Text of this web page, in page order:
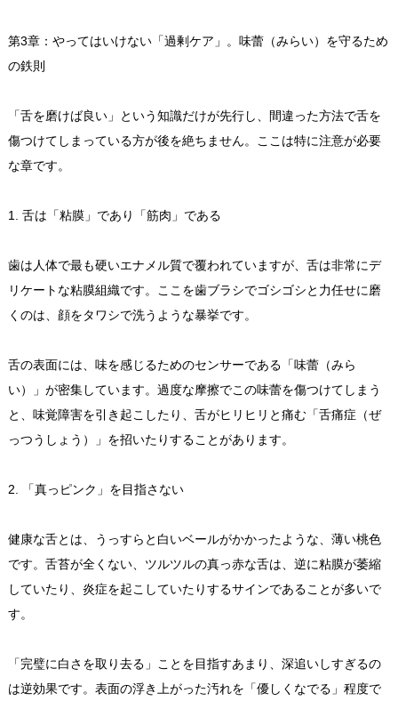
第3章：やってはいけない「過剰ケア」。味蕾（みらい）を守るため
の鉄則
「舌を磨けば良い」という知識だけが先行し、間違った方法で舌を
傷つけてしまっている方が後を絶ちません。ここは特に注意が必要
な章です。
1. 舌は「粘膜」であり「筋肉」である
歯は人体で最も硬いエナメル質で覆われていますが、舌は非常にデ
リケートな粘膜組織です。ここを歯ブラシでゴシゴシと力任せに磨
くのは、顔をタワシで洗うような暴挙です。
舌の表面には、味を感じるためのセンサーである「味蕾（みら
い）」が密集しています。過度な摩擦でこの味蕾を傷つけてしまう
と、味覚障害を引き起こしたり、舌がヒリヒリと痛む「舌痛症（ぜ
っつうしょう）」を招いたりすることがあります。
2. 「真っピンク」を目指さない
健康な舌とは、うっすらと白いベールがかかったような、薄い桃色
です。舌苔が全くない、ツルツルの真っ赤な舌は、逆に粘膜が萎縮
していたり、炎症を起こしていたりするサインであることが多いで
す。
「完璧に白さを取り去る」ことを目指すあまり、深追いしすぎるの
は逆効果です。表面の浮き上がった汚れを「優しくなでる」程度で